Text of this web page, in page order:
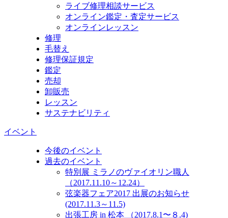
ライブ修理相談サービス
オンライン鑑定・査定サービス
オンラインレッスン
修理
毛替え
修理保証規定
鑑定
売却
卸販売
レッスン
サステナビリティ
イベント
今後のイベント
過去のイベント
特別展 ミラノのヴァイオリン職人
（2017.11.10～12.24）
弦楽器フェア2017 出展のお知らせ
(2017.11.3～11.5)
出張工房 in 松本 （2017.8.1〜８.4)